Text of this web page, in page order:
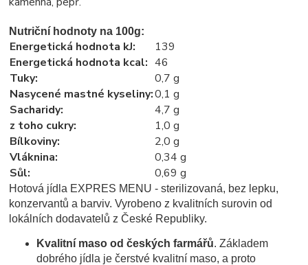
Nutriční hodnoty na 100g:
Energetická hodnota kJ:
139
Energetická hodnota kcal: 46
Tuky:
0,7 g
Nasycené mastné kyseliny:0,1 g
Sacharidy:
4,7 g
z toho cukry:
1,0 g
Bílkoviny:
2,0 g
Vláknina:
0,34 g
Sůl: 0,69 g
Hotová jídla EXPRES MENU - sterilizovaná, bez lepku,
konzervantů a barviv. Vyrobeno z kvalitních surovin od
lokálních dodavatelů z České Republiky.
Kvalitní maso od českých farmářů. Základem
dobrého jídla je čerstvé kvalitní maso, a proto